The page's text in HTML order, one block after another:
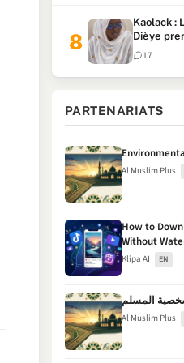
Kaolack :
Dièye
(Vidéo)
17
PARTENARIATS
Al Muslim Plus
How to
Without
Klipa AI EN
المسلم
Al Muslim Plus